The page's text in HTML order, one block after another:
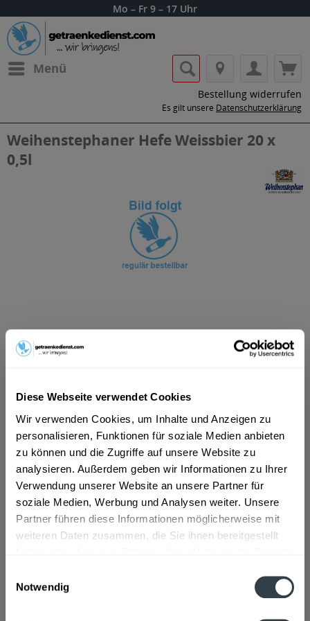
Diese Webseite verwendet Cookies
Wir verwenden Cookies, um Inhalte und Anzeigen zu
personalisieren, Funktionen für soziale Medien anbieten
zu können und die Zugriffe auf unsere Website zu
analysieren. Außerdem geben wir Informationen zu Ihrer
Verwendung unserer Website an unsere Partner für
soziale Medien, Werbung und Analysen weiter. Unsere
Partner führen diese Informationen möglicherweise mit
weiteren Daten zusammen, die Sie ihnen bereitgestellt
Notwendig
Mo – Fr 9 – 17 Uhr
Menü
Bestellung widerrufen
Es gilt unsere Datenschutzerklärung
Weihenstephaner Hefe Weissbier 20 x
0,5l
20,99 € *
inkl. MwSt.ggf. zzgl. Erschwerniszuschlag
MEHRWEG
+3,10 € Pfand
In den Warenkorb
Hinzugefügt
Artikel-Nr.: 34713